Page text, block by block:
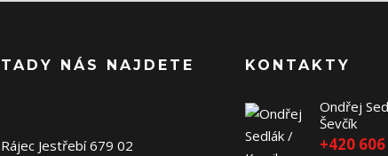
TADY NÁS NAJDETE
Rájec Jestřebí 679 02
KONTAKTY
Ondřej
Ševčík
+420